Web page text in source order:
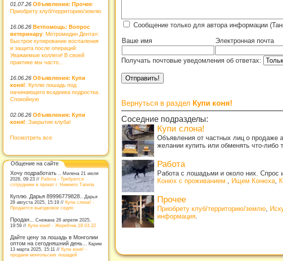
01.07.26 Объявления: Прочее:
Приобрету клуб/территорию/землю
16.06.26 Ветпомощь: Вопрос
ветеринару: Метромидин Дента»:
Быстрое купирование воспаления
и защита после операций
Уважаемые коллеги! В своей
практике мы часто...
16.06.26 Объявления: Купи
коня!: Куплю лошадь под
начинающего всадника подростка.
Спокойную
02.06.26 Объявления: Купи
коня!: Закрытие клуба!
Посмотреть все
Общение на сайте
Хочу подработать .. Милена 21 июля
2026, 09:23 // Работа - Требуются
сотрудники в прокат г. Нижнего Тагила
Куплю. Дарья 89996779828..
Дарья
28 августа 2025, 15:19 // Купи слона! -
Продается выездковое седло
Продан... Снежана 26 апреля 2025,
19:59 // Купи коня! - Жеребчик.18.03.22
Дайте цену за лошадь в Монголии
оптом на сегодняшний день... Карим
13 марта 2025, 15:11 // Купи коня! -
продаем монгольских лошадей
Сообщение только для автора информации
Ваше имя Электронная почта
Получать почтовые уведомления об ответах:
Вернуться в раздел Купи коня!
Соседние подразделы:
Купи слона!
Объявления от частных лиц о продаже
желании купить или обменять что-либо
Работа
Работа с лошадьми и около них. Спрос
Конюх с проживанием.
Ищем Конюха
Прочее
Приобрету клуб/территорию/землю
информация